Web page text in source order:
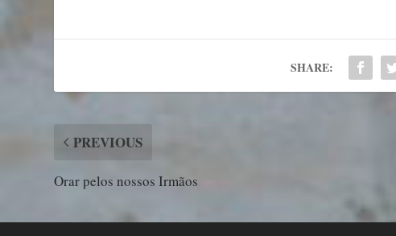
SHARE:
PREVIOUS
Orar pelos nossos Irmãos